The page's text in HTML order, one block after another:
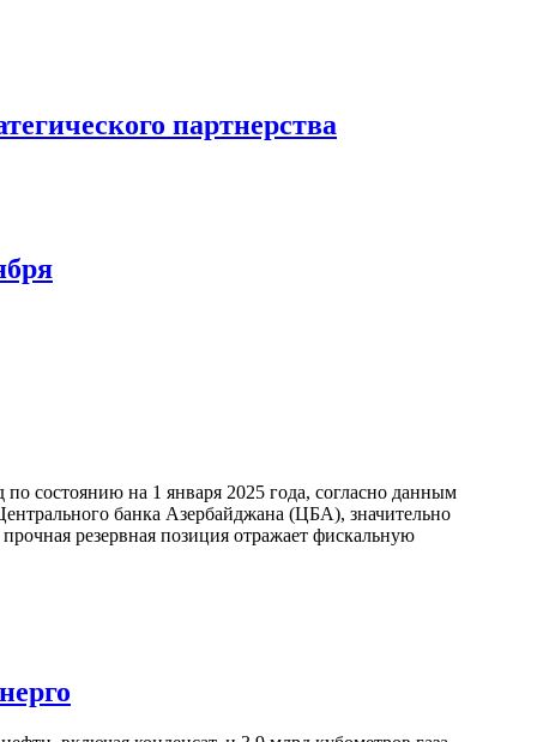
партнерства
состоянию на 1 января 2025 года, согласно данным
банка Азербайджана (ЦБА), значительно
резервная позиция отражает фискальную